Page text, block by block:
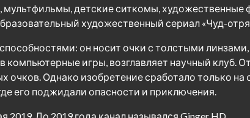
детские ситкомы, художественные
художественный сериал «Чуд-
он носит очки с толстыми
игры, возглавляет научный клуб.
Однако изобретение сработало только на
его поджидали опасности и приключения.